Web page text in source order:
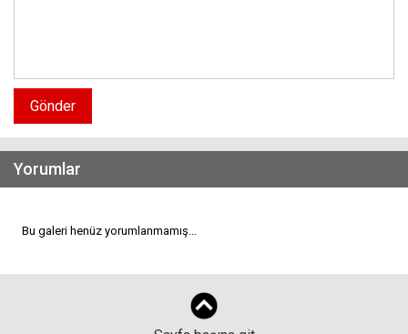
Gönder
Yorumlar
Bu galeri henüz yorumlanmamış...